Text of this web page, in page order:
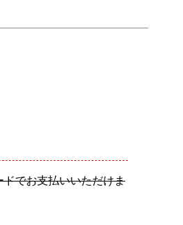
ドでお支払いいただけま